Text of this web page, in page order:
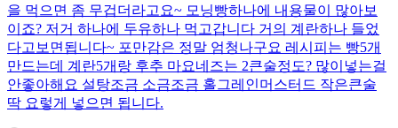
을 먹으면 좀 무겁더라고요~ 모닝빵하나에 내용물이 많아보
이죠? 저거 하나에 두유하나 먹고갑니다 거의 계란하나 들었
다고보면됩니다~ 포만감은 정말 엄청나구요 레시피는 빵5개
만드는데 계란5개랑 후추 마요네즈는 2큰술정도? 많이넣는걸
안좋아해요 설탕조금 소금조금 홀그레인머스터드 작은큰술
딱 요렇게 넣으면 됩니다.